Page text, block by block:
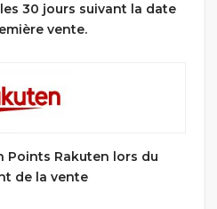
30 jours suivant la date
vente.
Points Rakuten lors du
de la vente